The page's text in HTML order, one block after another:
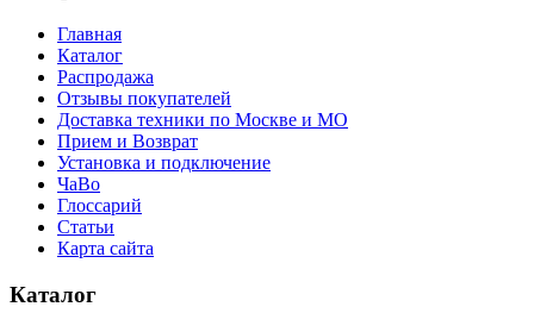
Главная
Каталог
Распродажа
Отзывы покупателей
Доставка техники по Москве и МО
Прием и Возврат
Установка и подключение
ЧаВо
Глоссарий
Статьи
Карта сайта
Каталог